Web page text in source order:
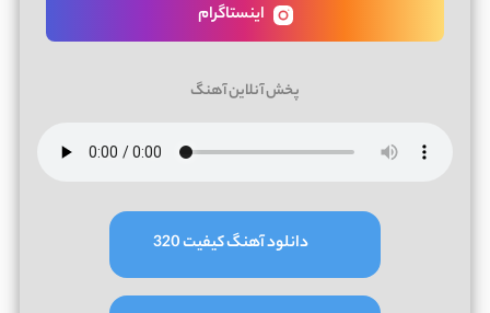
اینستاگرام
پخش آنلاین آهنگ
دانلود آهنگ کیفیت 320